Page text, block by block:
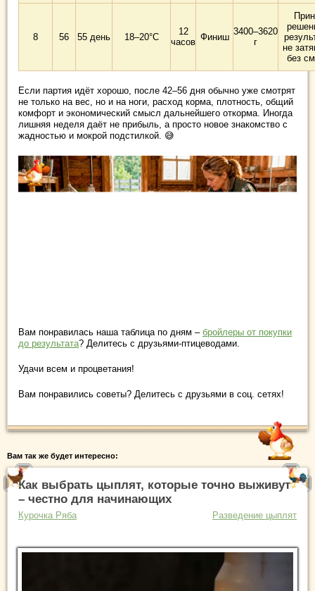
8 56 55 день 18–20°C
12
часов Финиш
3400–3620
г
не
без
Если партия идёт хорошо, после 42–56 дня обычно уже смотрят
не только на вес, но и на ноги, расход корма, плотность, общий
комфорт и экономический смысл дальнейшего откорма. Иногда
лишняя неделя даёт не прибыль, а просто новое знакомство с
жадностью и мокрой подстилкой. 😅
Вам понравилась наша таблица по дням – бройлеры от покупки
до результата? Делитесь с друзьями-птицеводами.
Удачи всем и процветания!
Вам понравились советы? Делитесь с друзьями в соц. сетях!
Вам так же будет интересно:
Как выбрать цыплят, которые точно выживут
– честно для начинающих
Курочка Ряба Разведение цыплят